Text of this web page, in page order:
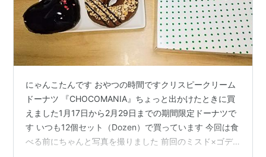
にゃんこたんです おやつの時間ですクリスピークリーム
ドーナツ 『CHOCOMANIA』ちょっと出かけたときに買
えました1月17日から2月29日までの期間限定ドーナツで
す いつも12個セット（Dozen）で買っています 今回は食
べる前にちゃんと写真を撮りました 前回のミスド×ゴデ